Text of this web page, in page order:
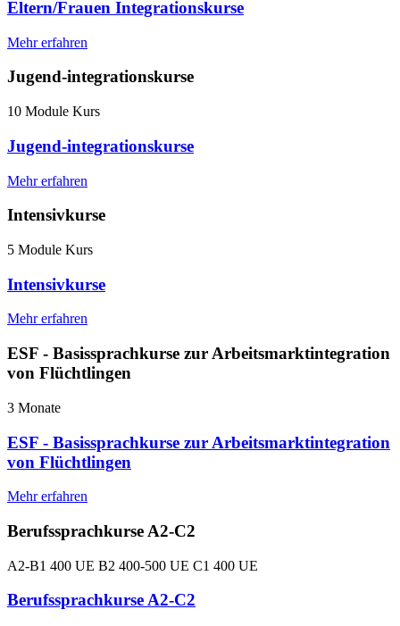
Eltern/Frauen Integrationskurse
Mehr erfahren
Jugend-integrationskurse
10 Module Kurs
Jugend-integrationskurse
Mehr erfahren
Intensivkurse
5 Module Kurs
Intensivkurse
Mehr erfahren
ESF - Basissprachkurse zur Arbeitsmarktintegration
von Flüchtlingen
3 Monate
ESF - Basissprachkurse zur Arbeitsmarktintegration
von Flüchtlingen
Mehr erfahren
Berufssprachkurse A2-C2
A2-B1 400 UE B2 400-500 UE C1 400 UE
Berufssprachkurse A2-C2